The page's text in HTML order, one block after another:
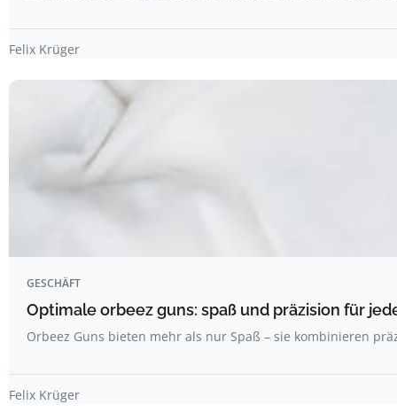
Felix Krüger
GESCHÄFT
Optimale orbeez guns: spaß und präzision für
Orbeez Guns bieten mehr als nur Spaß – sie kombinieren
Felix Krüger